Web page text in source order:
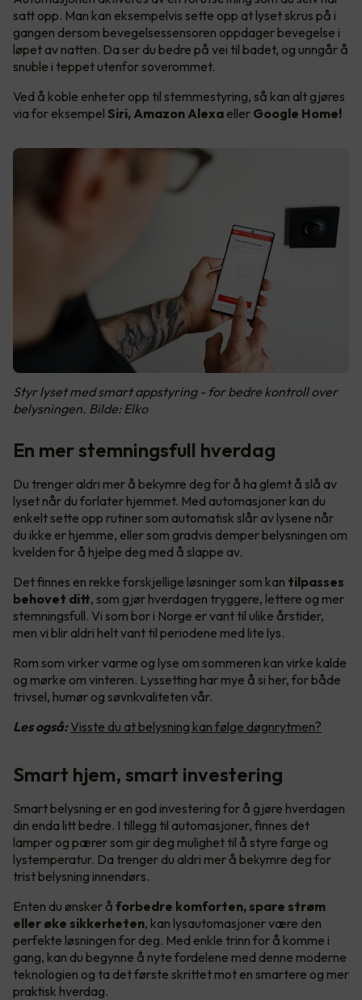
satt opp. Man kan eksempelvis sette opp at lyset skrus på i
gangen dersom bevegelsessensoren oppdager bevegelse i
løpet av natten. Da ser du bedre på vei til badet, og unngår å
snuble i teppet utenfor soverommet.
Ved å koble enheter opp til stemmestyring, så kan alt gjøres
via for eksempel Siri, Amazon Alexa eller Google Home!
Styr lyset med smart appstyring - for bedre kontroll over
belysningen. Bilde: Elko
En mer stemningsfull hverdag
Du trenger aldri mer å bekymre deg for å ha glemt å slå av
lyset når du forlater hjemmet. Med automasjoner kan du
enkelt sette opp rutiner som automatisk slår av lysene når
du ikke er hjemme, eller som gradvis demper belysningen om
kvelden for å hjelpe deg med å slappe av.
Det finnes en rekke forskjellige løsninger som kan tilpasses
behovet ditt, som gjør hverdagen tryggere, lettere og mer
stemningsfull. Vi som bor i Norge er vant til ulike årstider,
men vi blir aldri helt vant til periodene med lite lys.
Rom som virker varme og lyse om sommeren kan virke kalde
og mørke om vinteren. Lyssetting har mye å si her, for både
trivsel, humør og søvnkvaliteten vår.
Les også: Visste du at belysning kan følge døgnrytmen?
Smart hjem, smart investering
Smart belysning er en god investering for å gjøre hverdagen
din enda litt bedre. I tillegg til automasjoner, finnes det
lamper og pærer som gir deg mulighet til å styre farge og
lystemperatur. Da trenger du aldri mer å bekymre deg for
trist belysning innendørs.
Enten du ønsker å forbedre komforten, spare strøm
eller øke sikkerheten, kan lysautomasjoner være den
perfekte løsningen for deg. Med enkle trinn for å komme i
gang, kan du begynne å nyte fordelene med denne moderne
teknologien og ta det første skrittet mot en smartere og mer
praktisk hverdag.